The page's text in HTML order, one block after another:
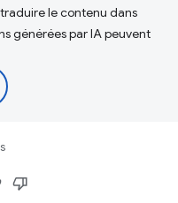
le contenu dans
générées par IA peuvent